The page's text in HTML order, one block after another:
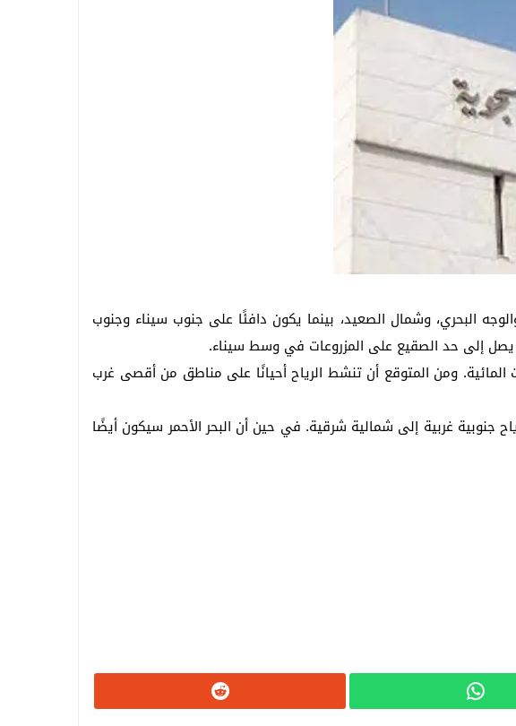
منصفًا لأصحابها
التنفيذ
البحري، وشمال الصعيد، بينما يكون دافئًا على جنوب سيناء وجنوب
يصل إلى حد الصقيع على المزروعات في وسط سيناء.
ومن المتوقع أن تنشط الرياح أحيانًا على مناطق من أقصى غرب
فيكون البحر المتوسط خفيفًا إلى معتدل، مع ارتفاع للموج من متر إلى 1.5 متر، والرياح جنوبية غربية إلى شمالية شرقية. في حين أن البحر الأحمر سيكون أيضًا